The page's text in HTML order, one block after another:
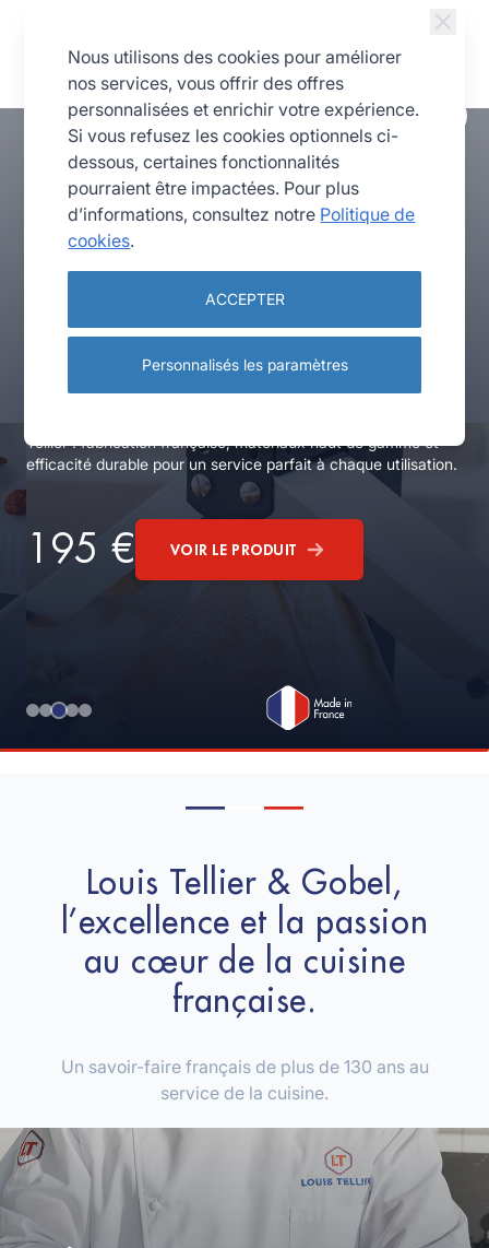
Navigating through the elements of the carousel is possible
Press to skip the slider
Press to go to carousel navigation
Exclusivité Web
La référence des appareils
à raclette professionnels
Tellier : fabrication française, matériaux haut de gamme et
efficacité durable pour un service parfait à chaque utilisation.
195 € VOIR LE PRODUIT
Louis Tellier & Gobel,
l’excellence et la passion
au cœur de la cuisine
française.
Un savoir-faire français de plus de 130 ans au
service de la cuisine.
Nous utilisons des cookies pour améliorer
nos services, vous offrir des offres
personnalisées et enrichir votre expérience.
Si vous refusez les cookies optionnels ci-
dessous, certaines fonctionnalités
pourraient être impactées. Pour plus
d’informations, consultez notre Politique de
cookies.
ACCEPTER
Personnalisés les paramètres